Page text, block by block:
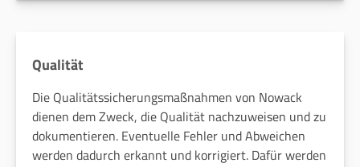
Qualität
Die Qualitätssicherungsmaßnahmen von Nowack
dienen dem Zweck, die Qualität nachzuweisen und zu
dokumentieren. Eventuelle Fehler und Abweichen
werden dadurch erkannt und korrigiert. Dafür werden